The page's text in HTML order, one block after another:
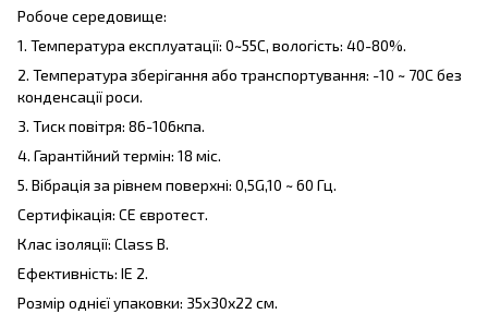
Робоче середовище:
1. Температура експлуатації: 0~55C, вологість: 40-80%.
2. Температура зберігання або транспортування: -10 ~ 70C без
конденсації роси.
3. Тиск повітря: 86-106кпа.
4. Гарантійний термін: 18 міс.
5. Вібрація за рівнем поверхні: 0,5G,10 ~ 60 Гц.
Сертифікація: CE євротест.
Клас ізоляції: Class B.
Ефективність: IE 2.
Розмір однієї упаковки: 35х30х22 см.